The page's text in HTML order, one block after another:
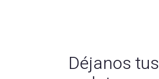
Déjanos tus